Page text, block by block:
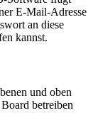
E-Mail-Adresse
an diese
kannst.
und oben
betreiben